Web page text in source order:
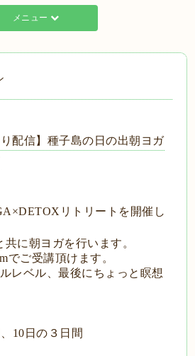
メニュー
配信】種子島の日の出朝ヨガ
リトリートを開催し
に朝ヨガを行います。
でご受講頂けます。
レベル、最後にちょっと瞑想
10 日の３日間